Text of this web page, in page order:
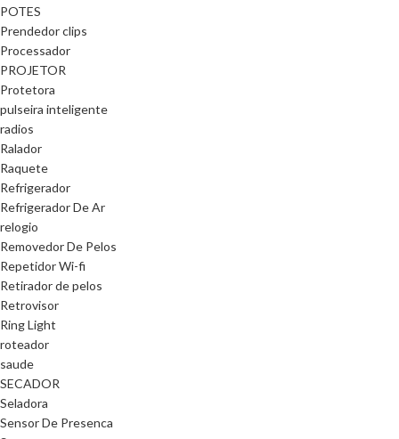
POTES
Prendedor clips
Processador
PROJETOR
Protetora
pulseira inteligente
radios
Ralador
Raquete
Refrigerador
Refrigerador De Ar
relogio
Removedor De Pelos
Repetidor Wi-fi
Retirador de pelos
Retrovisor
Ring Light
roteador
saude
SECADOR
Seladora
Sensor De Presenca